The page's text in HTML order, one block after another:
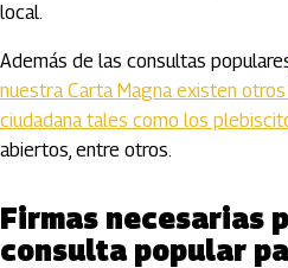
local.
Además de las consultas
nuestra Carta Magna existen
ciudadana tales como los
abiertos, entre otros.
Firmas necesarias
consulta popular